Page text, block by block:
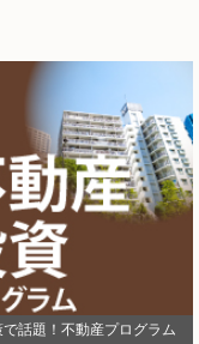
話題！不動産プログラム